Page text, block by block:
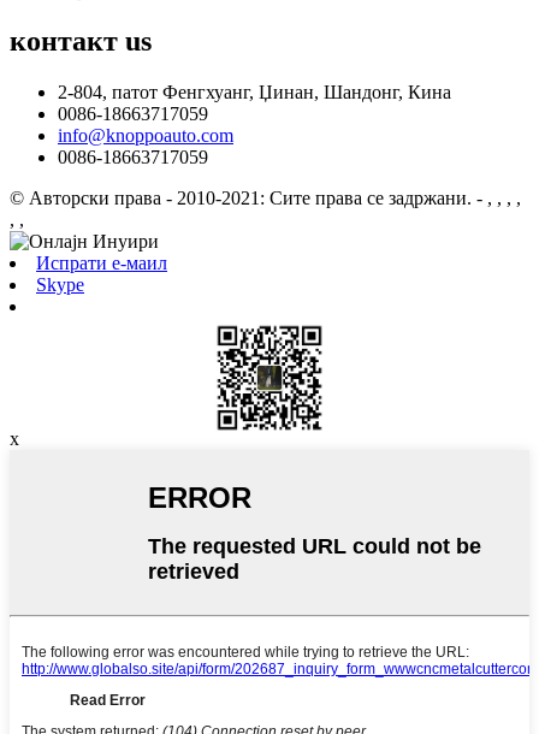
контакт us
2-804, патот Фенгхуанг, Џинан, Шандонг, Кина
0086-18663717059
info@knoppoauto.com
0086-18663717059
© Авторски права - 2010-2021: Сите права се задржани. - , , , ,
, ,
Испрати е-маил
Skype
x